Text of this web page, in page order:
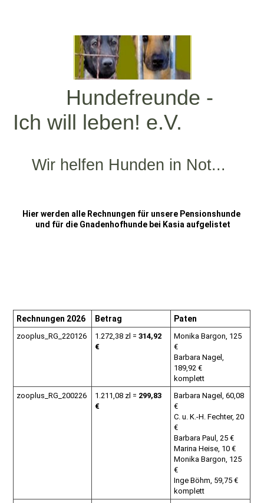
Hundefreunde -
Ich will leben! e.V.
Wir helfen Hunden in Not...
Hier werden alle Rechnungen für unsere Pensionshunde
und für die Gnadenhofhunde bei Kasia aufgelistet
Rechnungen 2026 Betrag Paten
zooplus_RG_220126 1.272,38 zl =314,92
€
Monika Bargon, 125
€
Barbara Nagel,
189,92 €
komplett
zooplus_RG_200226
1.211,08 zl = 299,83
€
Barbara Nagel, 60,08
€
C. u. K.-H. Fechter, 20
€
Barbara Paul, 25 €
Marina Heise, 10 €
Monika Bargon, 125
€
Inge Böhm, 59,75 €
komplett